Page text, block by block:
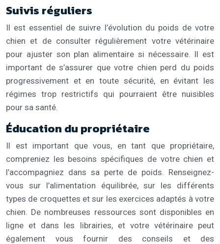
Suivis réguliers
Il est essentiel de suivre l’évolution du poids de votre
chien et de consulter régulièrement votre vétérinaire
pour ajuster son plan alimentaire si nécessaire. Il est
important de s’assurer que votre chien perd du poids
progressivement et en toute sécurité, en évitant les
régimes trop restrictifs qui pourraient être nuisibles
pour sa santé.
Éducation du propriétaire
Il est important que vous, en tant que propriétaire,
compreniez les besoins spécifiques de votre chien et
l’accompagniez dans sa perte de poids. Renseignez-
vous sur l’alimentation équilibrée, sur les différents
types de croquettes et sur les exercices adaptés à votre
chien. De nombreuses ressources sont disponibles en
ligne et dans les librairies, et votre vétérinaire peut
également vous fournir des conseils et des